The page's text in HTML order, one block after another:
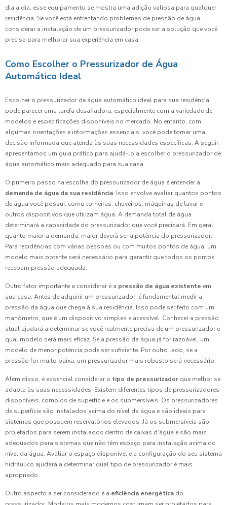
dia a dia, esse equipamento se mostra uma adição valiosa para qualquer
residência. Se você está enfrentando problemas de pressão de água,
considerar a instalação de um pressurizador pode ser a solução que você
precisa para melhorar sua experiência em casa.
Como Escolher o Pressurizador de Água
Automático Ideal
Escolher o pressurizador de água automático ideal para sua residência
pode parecer uma tarefa desafiadora, especialmente com a variedade de
modelos e especificações disponíveis no mercado. No entanto, com
algumas orientações e informações essenciais, você pode tomar uma
decisão informada que atenda às suas necessidades específicas. A seguir,
apresentamos um guia prático para ajudá-lo a escolher o pressurizador de
água automático mais adequado para sua casa.
O primeiro passo na escolha do pressurizador de água é entender a
demanda de água da sua residência. Isso envolve avaliar quantos pontos
de água você possui, como torneiras, chuveiros, máquinas de lavar e
outros dispositivos que utilizam água. A demanda total de água
determinará a capacidade do pressurizador que você precisará. Em geral,
quanto maior a demanda, maior deverá ser a potência do pressurizador.
Para residências com várias pessoas ou com muitos pontos de água, um
modelo mais potente será necessário para garantir que todos os pontos
recebam pressão adequada.
Outro fator importante a considerar é a pressão de água existente em
sua casa. Antes de adquirir um pressurizador, é fundamental medir a
pressão da água que chega à sua residência. Isso pode ser feito com um
manômetro, que é um dispositivo simples e acessível. Conhecer a pressão
atual ajudará a determinar se você realmente precisa de um pressurizador e
qual modelo será mais eficaz. Se a pressão da água já for razoável, um
modelo de menor potência pode ser suficiente. Por outro lado, se a
pressão for muito baixa, um pressurizador mais robusto será necessário.
Além disso, é essencial considerar o tipo de pressurizador que melhor se
adapta às suas necessidades. Existem diferentes tipos de pressurizadores
disponíveis, como os de superfície e os submersíveis. Os pressurizadores
de superfície são instalados acima do nível da água e são ideais para
sistemas que possuem reservatórios elevados. Já os submersíveis são
projetados para serem instalados dentro de caixas d'água e são mais
adequados para sistemas que não têm espaço para instalação acima do
nível da água. Avaliar o espaço disponível e a configuração do seu sistema
hidráulico ajudará a determinar qual tipo de pressurizador é mais
apropriado.
Outro aspecto a ser considerado é a eficiência energética do